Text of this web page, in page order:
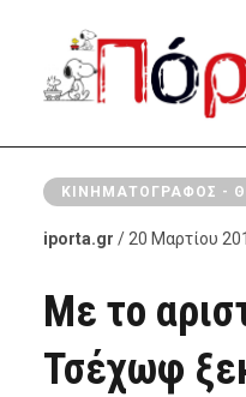
ΚΙΝΗΜΑΤΟΓΡΆΦΟΣ -
iporta.gr / 20 Μαρτίου
Με το
Τσέχωφ